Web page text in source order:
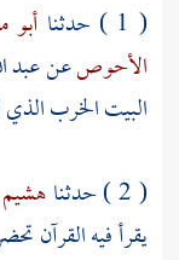
( 1 ) حدثنا
أبو
الأحوصعنعبد
البيت الخرب الذي
( 2 ) حدثنا
يقرأ فيه القرآن